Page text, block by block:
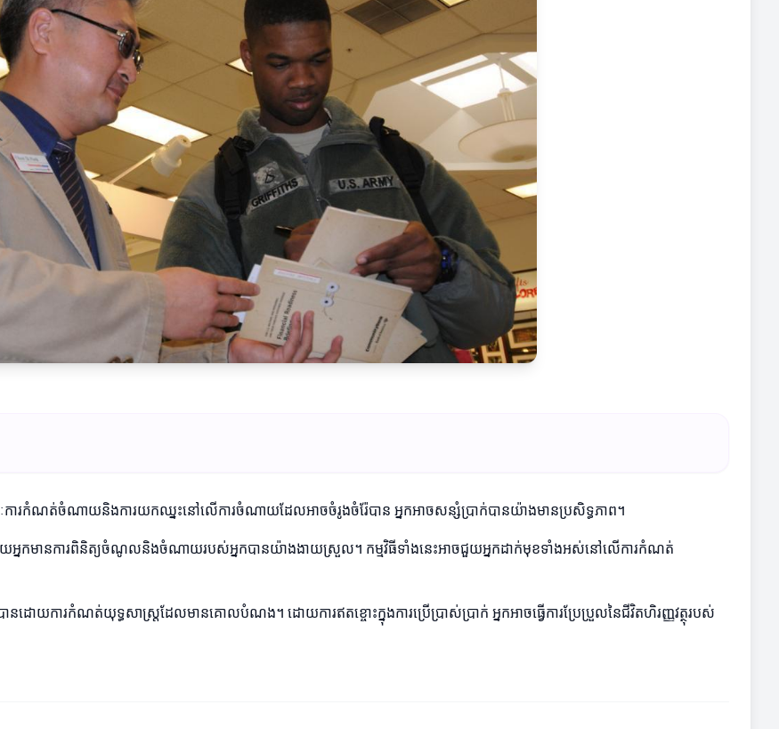
ការកំណត់ចំណាយនិងការយកឈ្នះនៅលើការចំណាយដែលអាចចំរូងចំរ៉ែបាន អ្នកអាចសន្សំប្រាក់បានយ៉ាងមានប្រសិទ្ធភាព។
ចជួយអ្នកមានការពិនិត្យចំណូលនិងចំណាយរបស់អ្នកបានយ៉ាងងាយស្រួល។ កម្មវិធីទាំងនេះអាចជួយអ្នកដាក់មុខទាំងអស់នៅលើការកំណត់
បានដោយការកំណត់យុទ្ធសាស្ត្រដែលមានគោលបំណង។ ដោយការឥតខ្ចោះក្នុងការប្រើប្រាស់ប្រាក់ អ្នកអាចធ្វើការប្រែប្រួលនៃជីវិតហិរញ្ញវត្ថុរបស់